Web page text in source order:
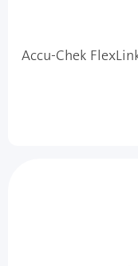
Accu-Chek